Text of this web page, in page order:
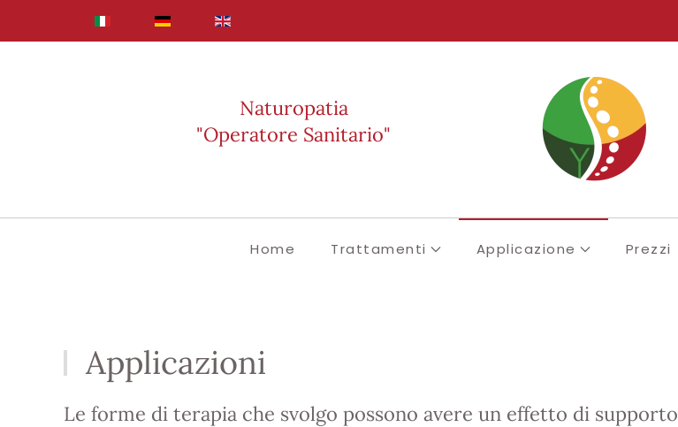
Naturopatia
"Operatore Sanitario"
Home Trattamenti Applicazione Prezzi
Applicazioni
Le forme di terapia che svolgo possono avere un effetto di supporto